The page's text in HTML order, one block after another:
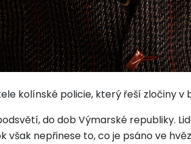
kolínské policie, který řeší zločiny
do dob Výmarské republiky.
však nepřinese to, co je psáno ve